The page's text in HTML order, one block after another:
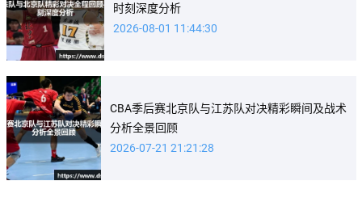
时刻深度分析
2026-08-01 11:44:30
CBA季后赛北京队与江苏队对决精彩瞬间及战术
分析全景回顾
2026-07-21 21:21:28